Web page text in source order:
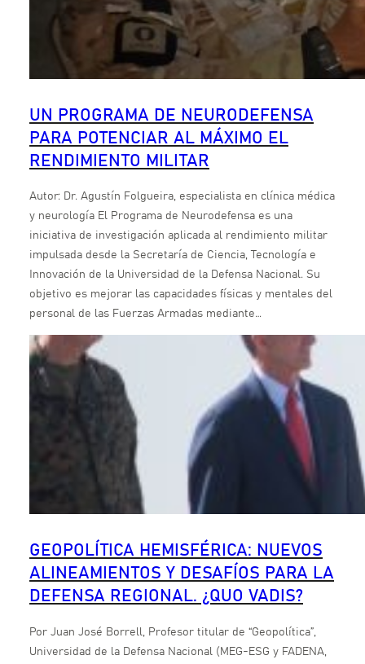
UN PROGRAMA DE NEURODEFENSA
PARA POTENCIAR AL MÁXIMO EL
RENDIMIENTO MILITAR
Autor: Dr. Agustín Folgueira, especialista en clínica médica
y neurología El Programa de Neurodefensa es una
iniciativa de investigación aplicada al rendimiento militar
impulsada desde la Secretaría de Ciencia, Tecnología e
Innovación de la Universidad de la Defensa Nacional. Su
objetivo es mejorar las capacidades físicas y mentales del
personal de las Fuerzas Armadas mediante…
GEOPOLÍTICA HEMISFÉRICA: NUEVOS
ALINEAMIENTOS Y DESAFÍOS PARA LA
DEFENSA REGIONAL. ¿QUO VADIS?
Por Juan José Borrell, Profesor titular de “Geopolítica”,
Universidad de la Defensa Nacional (MEG-ESG y FADENA,